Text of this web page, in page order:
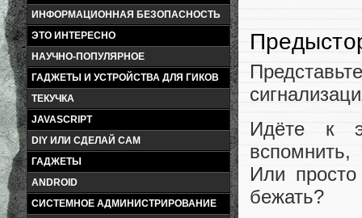
ИНФОРМАЦИОННАЯ БЕЗОПАСНОСТЬ
ЭТО ИНТЕРЕСНО
НАУЧНО-ПОПУЛЯРНОЕ
ГАДЖЕТЫ И УСТРОЙСТВА ДЛЯ ГИКОВ
ТЕКУЧКА
JAVASCRIPT
DIY ИЛИ СДЕЛАЙ САМ
ГАДЖЕТЫ
ANDROID
СИСТЕМНОЕ АДМИНИСТРИРОВАНИЕ
Идёте к
Или
бежать?